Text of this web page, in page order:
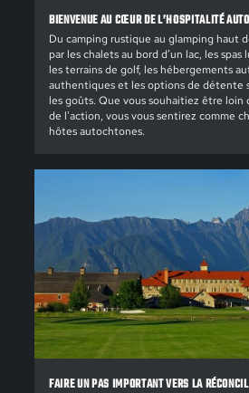
BIENVENUE AU CŒUR DE L’HOSPITALITÉ
Du camping rustique au glamping haut
par les chalets au bord d’un lac, les
les terrains de golf, les hébergements
authentiques et les options de détente
les goûts. Que vous souhaitiez être
de l'action, vous vous sentirez comme
hôtes autochtones.
FAIRE UN PAS IMPORTANT VERS LA